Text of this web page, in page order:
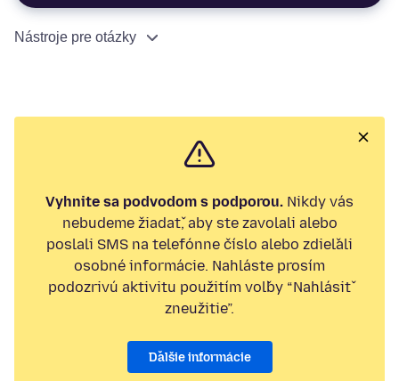
Nástroje pre otázky
Vyhnite sa podvodom s podporou. Nikdy vás
nebudeme žiadať, aby ste zavolali alebo
poslali SMS na telefónne číslo alebo zdieľali
osobné informácie. Nahláste prosím
podozrivú aktivitu použitím voľby “Nahlásiť
zneužitie”.
Ďalšie informácie